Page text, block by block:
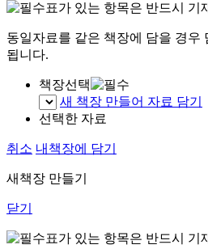
표가 있는 항목은 반드시 기
동일자료를 같은 책장에 담을 경우
됩니다.
책장선택
새 책장 만들어 자료 담기
선택한 자료
취소 내책장에 담기
새책장 만들기
닫기
표가 있는 항목은 반드시 기